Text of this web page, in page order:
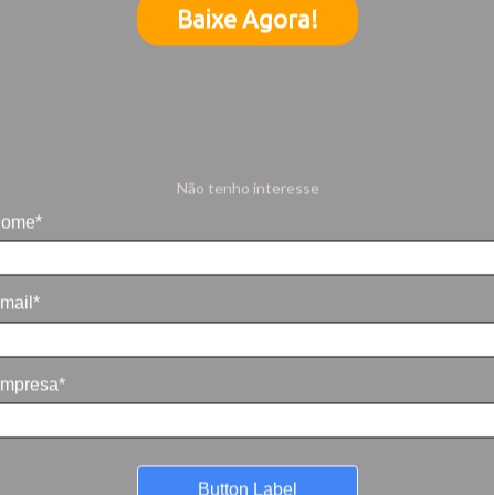
Baixe Agora!
Não tenho interesse
Button Label